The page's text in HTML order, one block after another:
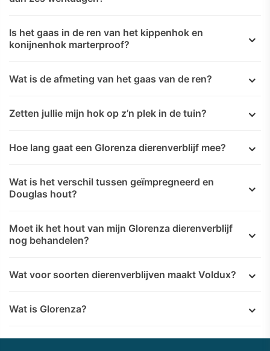
Is het gaas in de ren van het kippenhok en
konijnenhok marterproof?
Wat is de afmeting van het gaas van de ren?
Zetten jullie mijn hok op z’n plek in de tuin?
Hoe lang gaat een Glorenza dierenverblijf mee?
Wat is het verschil tussen geïmpregneerd en
Douglas hout?
Moet ik het hout van mijn Glorenza dierenverblijf
nog behandelen?
Wat voor soorten dierenverblijven maakt Voldux?
Wat is Glorenza?